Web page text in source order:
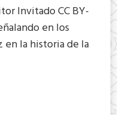
Invitado CC BY-
en los
en la historia de la